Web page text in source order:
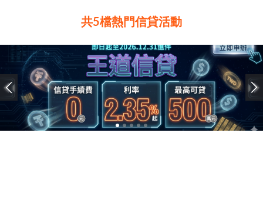
共5檔熱門信貸活動